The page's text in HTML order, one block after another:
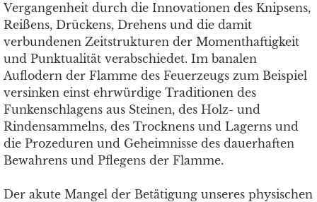
Vergangenheit durch die Innovationen des Knipsens,
Reißens, Drückens, Drehens und die damit
verbundenen Zeitstrukturen der Momenthaftigkeit
und Punktualität verabschiedet. Im banalen
Auflodern der Flamme des Feuerzeugs zum Beispiel
versinken einst ehrwürdige Traditionen des
Funkenschlagens aus Steinen, des Holz- und
Rindensammelns, des Trocknens und Lagerns und
die Prozeduren und Geheimnisse des dauerhaften
Bewahrens und Pflegens der Flamme.
Der akute Mangel der Betätigung unseres physischen